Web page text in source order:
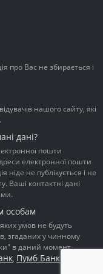
про Вас не збирається і
нашого сайту, які
дані?
пошти
електронної пошти
ніде не публікується і не
Ваші контактні дані
особам
умов не будуть
згаданих у чинному
в даний момент
, Пумб Банк